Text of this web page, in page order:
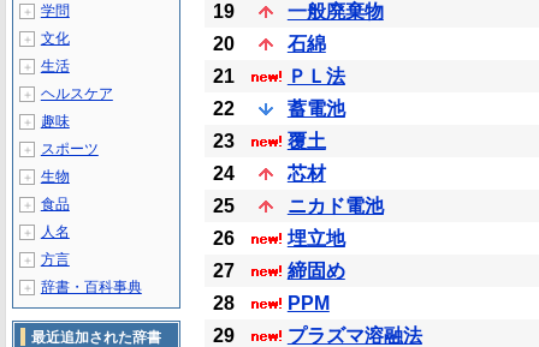
19
一般廃棄物
20
石綿
21
ＰＬ法
22
蓄電池
23
覆土
24
芯材
25
ニカド電池
26
埋立地
27
締固め
28
PPM
29
プラズマ溶融法
＋ 学問
＋ 文化
＋ 生活
＋ ヘルスケア
＋ 趣味
＋ スポーツ
＋ 生物
＋ 食品
＋ 人名
＋ 方言
＋ 辞書・百科事典
最近追加された辞書